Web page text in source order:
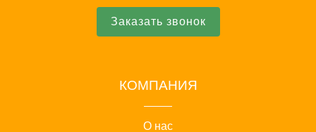
Заказать звонок
КОМПАНИЯ
О нас